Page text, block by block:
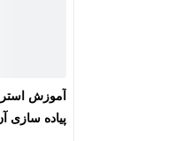
تحول و رشد در
عملکرد و پیشبرد اهداف
آموزش
پیاده سازی